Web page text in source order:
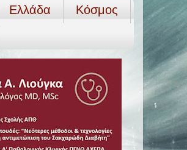
Ελλάδα
Κόσμος